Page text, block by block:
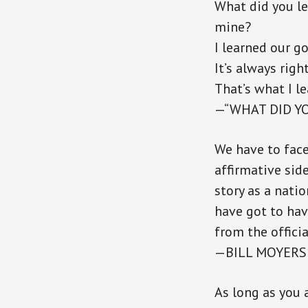
What did you
mine?
I learned our
It’s always
That’s what I
—“WHAT DID
We have to
affirmative
story as a
have got to
from the
—BILL MOYERS
As long as you